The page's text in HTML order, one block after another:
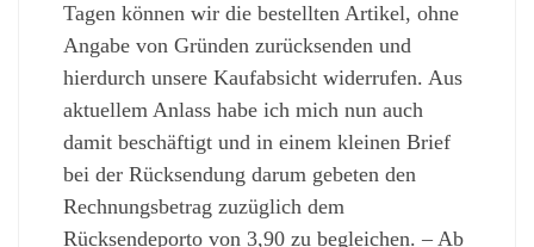
Tagen können wir die bestellten Artikel, ohne
Angabe von Gründen zurücksenden und
hierdurch unsere Kaufabsicht widerrufen. Aus
aktuellem Anlass habe ich mich nun auch
damit beschäftigt und in einem kleinen Brief
bei der Rücksendung darum gebeten den
Rechnungsbetrag zuzüglich dem
Rücksendeporto von 3,90 zu begleichen. – Ab